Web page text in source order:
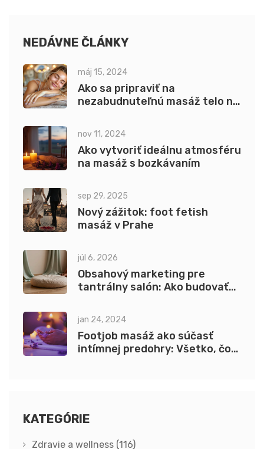
NEDÁVNE ČLÁNKY
máj 15, 2024
Ako sa pripraviť na
nezabudnuteľnú masáž telo na
nov 11, 2024
Ako vytvoriť ideálnu atmosféru
na masáž s bozkávaním
sep 29, 2025
Nový zážitok: foot fetish
masáž v Prahe
júl 6, 2026
Obsahový marketing pre
tantrálny salón: Ako budovať
siete
jan 24, 2024
Footjob masáž ako súčasť
intímnej predohry: Všetko, čo
KATEGÓRIE
Zdravie a wellness (116)